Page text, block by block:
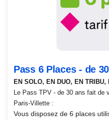
Pass 6 Places - de
EN SOLO, EN DUO, EN
Le Pass TPV - de 30 ans fait de
Paris-Villette :
Vous disposez de 6 places